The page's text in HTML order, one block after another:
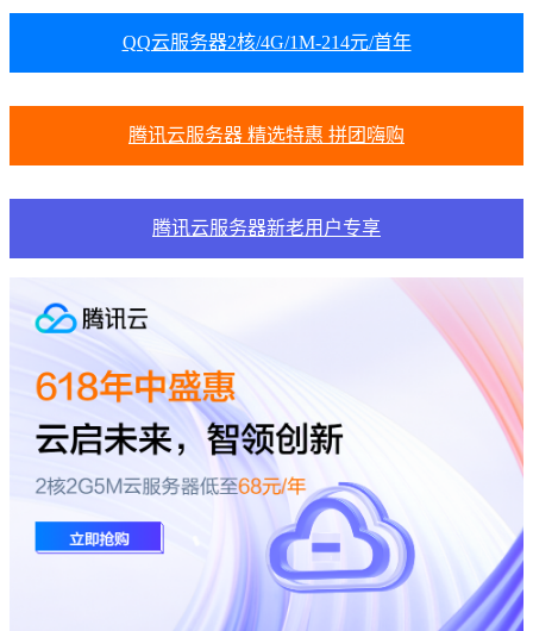
QQ云服务器2核/4G/1M-214元/首年
腾讯云服务器 精选特惠 拼团嗨购
腾讯云服务器新老用户专享